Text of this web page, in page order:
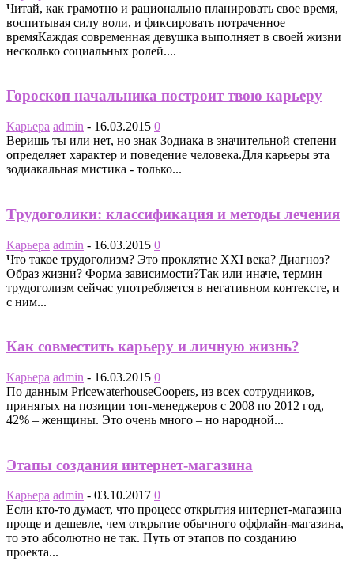
Читай, как грамотно и рационально планировать свое время,
воспитывая силу воли, и фиксировать потраченное
времяКаждая современная девушка выполняет в своей жизни
несколько социальных ролей....
Гороскоп начальника построит твою карьеру
Карьера admin - 16.03.2015 0
Веришь ты или нет, но знак Зодиака в значительной степени
определяет характер и поведение человека.Для карьеры эта
зодиакальная мистика - только...
Трудоголики: классификация и методы лечения
Карьера admin - 16.03.2015 0
Что такое трудоголизм? Это проклятие XXI века? Диагноз?
Образ жизни? Форма зависимости?Так или иначе, термин
трудоголизм сейчас употребляется в негативном контексте, и
с ним...
Как совместить карьеру и личную жизнь?
Карьера admin - 16.03.2015 0
По данным PricewaterhouseCoopers, из всех сотрудников,
принятых на позиции топ-менеджеров с 2008 по 2012 год,
42% – женщины. Это очень много – но народной...
Этапы создания интернет-магазина
Карьера admin - 03.10.2017 0
Если кто-то думает, что процесс открытия интернет-магазина
проще и дешевле, чем открытие обычного оффлайн-магазина,
то это абсолютно не так. Путь от этапов по созданию
проекта...